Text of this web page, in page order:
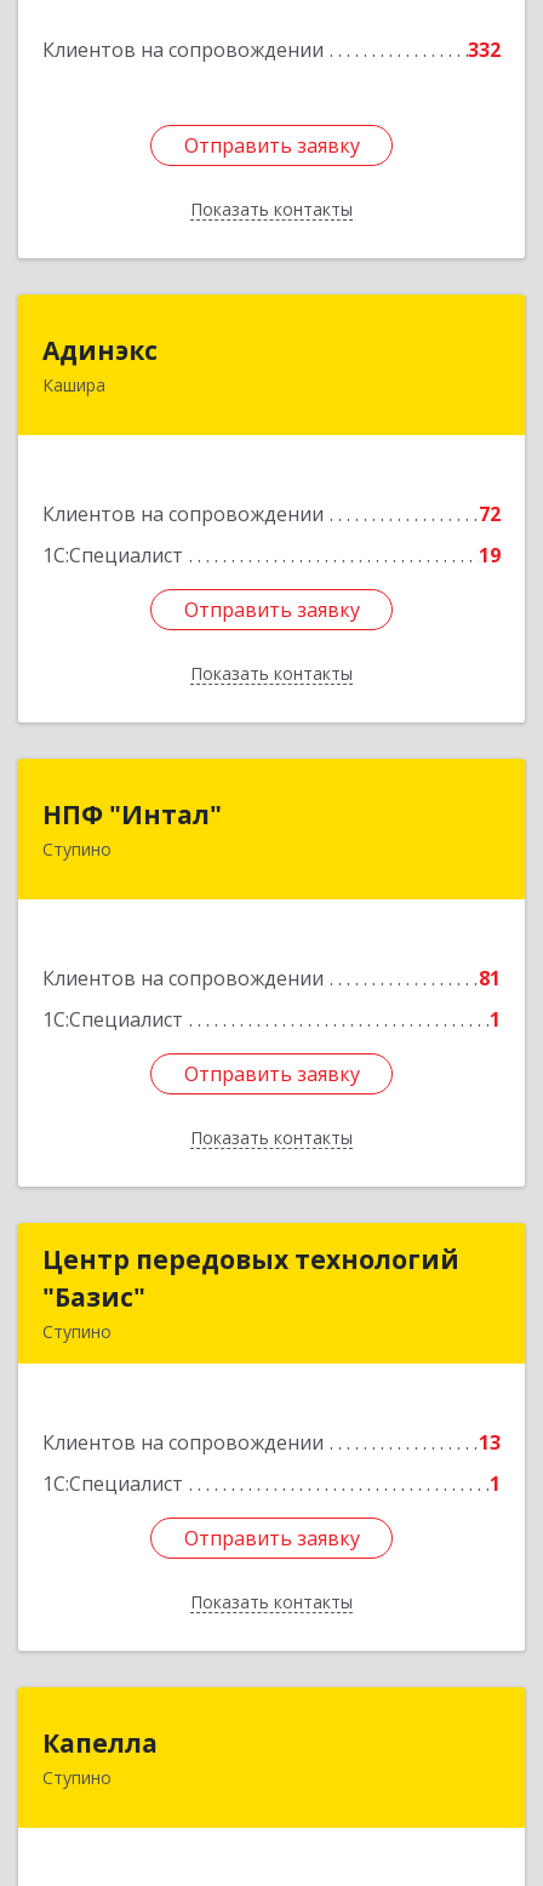
Клиентов на сопровождении 332
Отправить заявку
Показать контакты
Подробнее
Отправить заявку
Назад
Адинэкс
Кашира
Клиентов на сопровождении
72
1С:Специалист
19
Отправить заявку
Показать контакты
142900, Московская обл, г.о. Кашира, Кашира г,
Отправить заявку
Назад
НПФ "Интал"
Ступино
Клиентов на сопровождении
81
1С:Специалист
1
Отправить заявку
Показать контакты
142800, Московская обл, Ступинский р-н,
Отправить заявку
Назад
Центр передовых технологий
"Базис"
Ступино
Клиентов на сопровождении
13
1С:Специалист
1
Отправить заявку
Показать контакты
Центр передовых технологий
Подробнее
Отправить заявку
Назад
Капелла
Ступино
142800, Московская обл, Ступино г, Андропова